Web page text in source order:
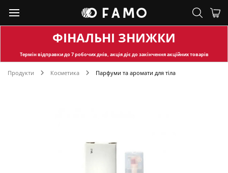
ФІНАЛЬНІ ЗНИЖКИ
Термін відправкидо 7 робочих днів, акція діє до закінчення акційних товарів
Продукти Косметика Парфуми та аромати для тіла